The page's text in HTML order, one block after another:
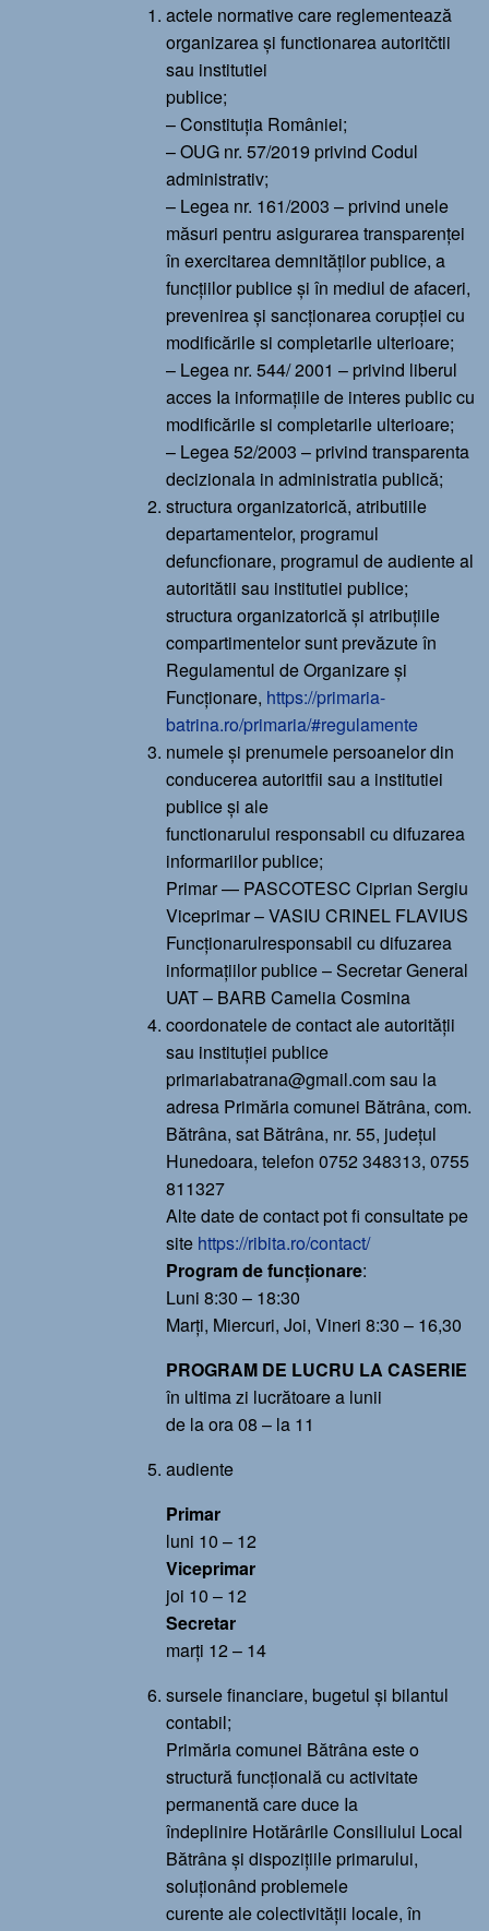
actele normative care reglementează
organizarea și functionarea autoritčtii
sau institutiei
publice;
– Constituția României;
– OUG nr. 57/2019 privind Codul
administrativ;
– Legea nr. 161/2003 – privind unele
măsuri pentru asigurarea transparenței
în exercitarea demnităților publice, a
funcțiilor publice și în mediul de afaceri,
prevenirea și sancționarea corupției cu
modificările si completarile ulterioare;
– Legea nr. 544/ 2001 – privind liberul
acces Ia informațiile de interes public cu
modificările si completarile ulterioare;
– Legea 52/2003 – privind transparenta
decizionala in administratia publică;
structura organizatorică, atributiile
departamentelor, programul
defuncfionare, programul de audiente al
autoritătii sau institutiei publice;
structura organizatorică și atribuțiile
compartimentelor sunt prevăzute în
Regulamentul de Organizare și
Funcționare, https://primaria-
batrina.ro/primaria/#regulamente
numele și prenumele persoanelor din
conducerea autoritfii sau a institutiei
publice și ale
functionarului responsabil cu difuzarea
informariilor publice;
Primar — PASCOTESC Ciprian Sergiu
Viceprimar – VASIU CRINEL FLAVIUS
Funcționarulresponsabil cu difuzarea
informațiilor publice – Secretar General
UAT – BARB Camelia Cosmina
coordonatele de contact ale autorității
sau instituției publice
primariabatrana@gmail.com sau la
adresa Primăria comunei Bătrâna, com.
Bătrâna, sat Bătrâna, nr. 55, județul
Hunedoara, telefon 0752 348313, 0755
811327
Alte date de contact pot fi consultate pe
site https://ribita.ro/contact/
Program de funcționare:
Luni 8:30 – 18:30
Marți, Miercuri, Joi, Vineri 8:30 – 16,30
PROGRAM DE LUCRU LA CASERIE
în ultima zi lucrătoare a lunii
de la ora 08 – la 11
audiente
Primar
luni 10 – 12
Viceprimar
joi 10 – 12
Secretar
marți 12 – 14
sursele financiare, bugetul și bilantul
contabil;
Primăria comunei Bătrâna este o
structură funcțională cu activitate
permanentă care duce Ia
îndeplinire Hotărârile Consiliului Local
Bătrâna și dispozițiile primarului,
soluționând problemele
curente ale colectivității locale, în